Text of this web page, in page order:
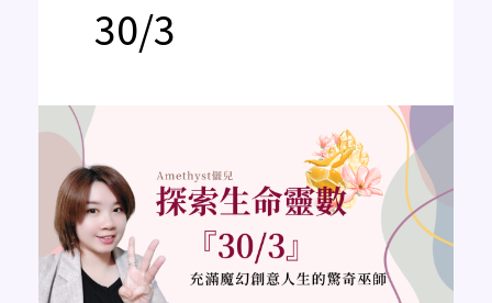
30/3
《主
數
析》
探
索
生
命
靈
數
30/3